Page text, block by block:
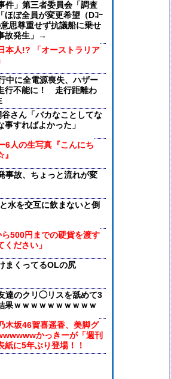
件」第三者委員会「調査
ほぼ全員が変更希望（Dｺｰ
思尊重せず抗議船に乗せ
故発生」→
本人!? 「オーストラリア
中に全電源喪失、ハザー
行不能に！ 走行距離わ
さん「バカなことしてな
すればよかった」
6人の生写真『こんにち
事故、ちょっと流れが変
水を交互に飲まないと倒
500円までの硬貨を渡す
ださい」
まくってるOLの尻
達のクリ◯リスを舐めて3
果ｗｗｗｗｗｗｗｗｗｗ
木坂46賀喜遥香、美脚グ
かっきーが「週刊
紙に5年ぶり登場！！